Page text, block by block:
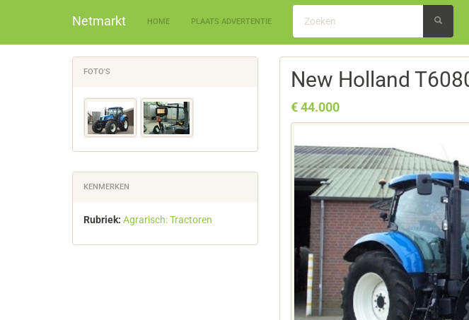
Netmarkt HOME PLAATS ADVERTENTIE
New Holland
€ 44.000
FOTO'S
KENMERKEN
Rubriek: Agrarisch: Tractoren